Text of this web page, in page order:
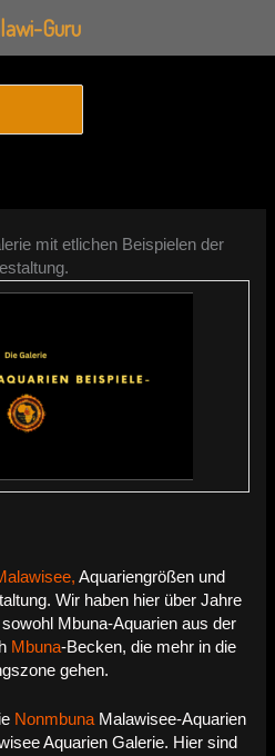
mit etlichen Beispielen der
Aquariengrößen und
Wir haben hier über Jahre
Mbuna-Aquarien aus der
Mbuna-Becken, die mehr in die
gehen.
Nonmbuna Malawisee-Aquarien
Aquarien Galerie. Hier sind
Guru